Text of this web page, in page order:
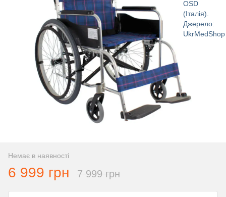
Немає в наявності
6 999 грн 7 999 грн